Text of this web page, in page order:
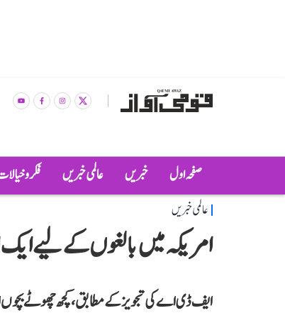
صفحہ اول خبریں عالمی خبریں فکر و
عالمی خبریں
امریکہ میں بالغوں کے لیے ایک
ایف ڈی اے کی تجویز کے مطابق، کچھ چھوٹے بچوں